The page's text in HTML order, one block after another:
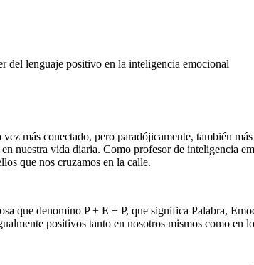
del lenguaje positivo en la inteligencia emocional
más conectado, pero paradójicamente, también
nuestra vida diaria. Como profesor de inteligencia
que nos cruzamos en la calle.
que denomino P + E + P, que significa Palabra,
positivos tanto en nosotros mismos como en